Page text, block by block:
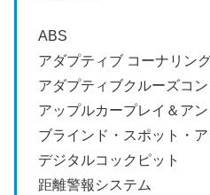
ABS
アダプティブ コーナリン
アダプティブクルーズコ
アップルカープレイ＆ア
ブラインド・スポット・ア
デジタルコックピット
距離警報システム